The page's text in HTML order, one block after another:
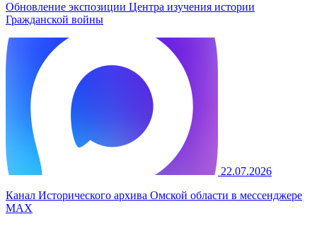
Обновление экспозиции Центра изучения истории
Гражданской войны
22.07.2026
Канал Исторического архива Омской области в мессенджере
MAX